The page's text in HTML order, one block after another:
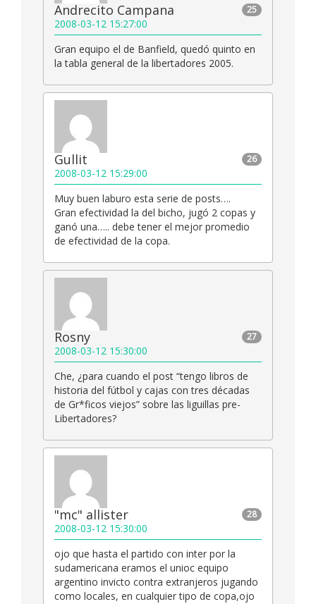
25
Andrecito Campana
2008-03-12 15:27:00
Gran equipo el de Banfield, quedó quinto en
la tabla general de la libertadores 2005.
26
Gullit
2008-03-12 15:29:00
Muy buen laburo esta serie de posts….
Gran efectividad la del bicho, jugó 2 copas y
ganó una….. debe tener el mejor promedio
de efectividad de la copa.
27
Rosny
2008-03-12 15:30:00
Che, ¿para cuando el post “tengo libros de
historia del fútbol y cajas con tres décadas
de Gr*ficos viejos” sobre las liguillas pre-
Libertadores?
28
"mc" allister
2008-03-12 15:30:00
ojo que hasta el partido con inter por la
sudamericana eramos el unioc equipo
argentino invicto contra extranjeros jugando
como locales, en cualquier tipo de copa,ojo